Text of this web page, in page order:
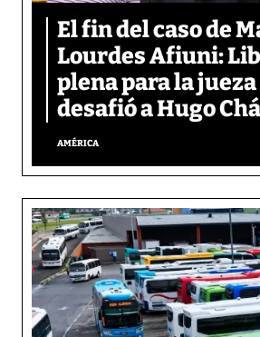
El fin del caso de
Lourdes Afiuni:
plena para la
desafió a Hugo
AMÉRICA